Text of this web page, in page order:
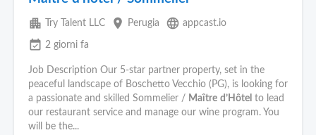
apartment Try Talent LLC place Perugia language appcast.io
event_available 2 giorni fa
Job Description Our 5-star partner property, set in the
peaceful landscape of Boschetto Vecchio (PG), is looking for
a passionate and skilled Sommelier / Maître d’Hôtel to lead
our restaurant service and manage our wine program. You
will be the...